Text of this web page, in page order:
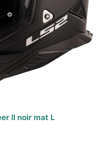
II noir mat L